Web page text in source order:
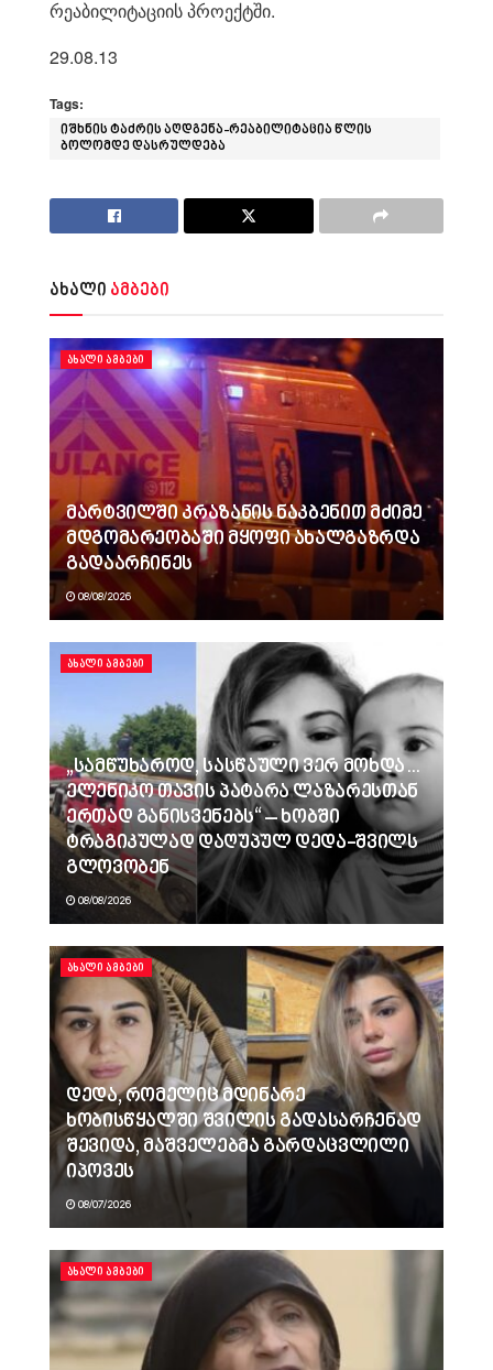
რეაბილიტაციის პროექტში.
29.08.13
Tags:
იშხნის ტაძრის აღდგენა-რეაბილიტაცია წლის
ბოლომდე დასრულდება
ახალი ამბები
ᲐᲮᲐᲚᲘ ᲐᲛᲑᲔᲑᲘ
მარტვილში კრაზანის ნაკბენით მძიმე
მდგომარეობაში მყოფი ახალგაზრდა
გადაარჩინეს
08/08/2026
ᲐᲮᲐᲚᲘ ᲐᲛᲑᲔᲑᲘ
„სამწუხაროდ, სასწაული ვერ მოხდა…
ელენიკო თავის პატარა ლაზარესთან
ერთად განისვენებს“ – ხობში
ტრაგიკულად დაღუპულ დედა-შვილს
გლოვობენ
08/08/2026
ᲐᲮᲐᲚᲘ ᲐᲛᲑᲔᲑᲘ
დედა, რომელიც მდინარე
ხობისწყალში შვილის გადასარჩენად
შევიდა, მაშველებმა გარდაცვლილი
იპოვეს
08/07/2026
ᲐᲮᲐᲚᲘ ᲐᲛᲑᲔᲑᲘ